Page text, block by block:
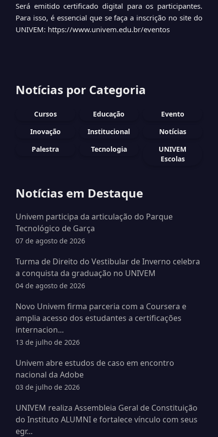
Será emitido certificado digital para os participantes.
Para isso, é essencial que se faça a inscrição no site do
UNIVEM: https://www.univem.edu.br/eventos
Notícias por Categoria
Cursos Educação
Evento
Inovação
Institucional
Notícias
Palestra
Tecnologia
UNIVEM
Escolas
Notícias em Destaque
Univem participa da articulação do Parque
Tecnológico de Garça
07 de agosto de 2026
Turma de Direito do Vestibular de Inverno celebra
a conquista da graduação no UNIVEM
04 de agosto de 2026
Novo Univem firma parceria com a Coursera e
amplia acesso dos estudantes a certificações
internacion...
13 de julho de 2026
Univem abre estudos de caso em encontro
nacional da Adobe
03 de julho de 2026
UNIVEM realiza Assembleia Geral de Constituição
do Instituto ALUMNI e fortalece vínculo com seus
egr...